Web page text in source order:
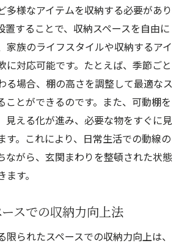
多様なアイテムを収納する必要があり
置することで、収納スペースを自由に
家族のライフスタイルや収納するアイ
に対応可能です。たとえば、季節ごと
る場合、棚の高さを調整して最適なス
ことができるのです。また、可動棚を
見える化が進み、必要な物をすぐに見
す。これにより、日常生活での動線の
ながら、玄関まわりを整頓された状態
す。
スでの収納力向上法
限られたスペースでの収納力向上は、